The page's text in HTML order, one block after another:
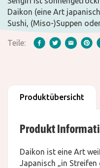
Daikon (eine Art
Sushi, (Miso-)Suppen
Teile:
Produktübersicht
Produkt
Daikon ist eine Art
Japanisch „in